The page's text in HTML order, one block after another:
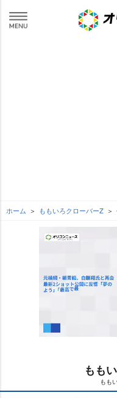
ホーム ももいろクローバーZ
もも
もも